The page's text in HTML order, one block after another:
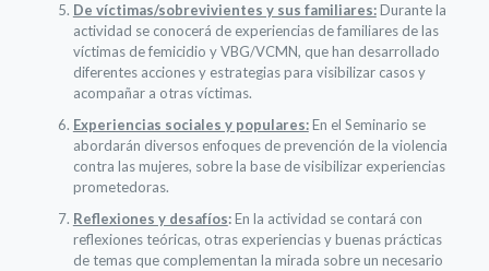
De víctimas/sobrevivientes y sus familiares:Durante la
actividad se conocerá de experiencias de familiares de las
víctimas de femicidio y VBG/VCMN, que han desarrollado
diferentes acciones y estrategias para visibilizar casos y
acompañar a otras víctimas.
Experiencias sociales y populares:En el Seminario se
abordarán diversos enfoques de prevención de la violencia
contra las mujeres, sobre la base de visibilizar experiencias
prometedoras.
Reflexiones y desafíos:En la actividad se contará con
reflexiones teóricas, otras experiencias y buenas prácticas
de temas que complementan la mirada sobre un necesario